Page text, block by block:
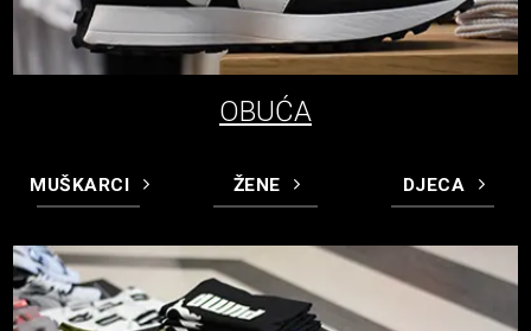
OBUĆA
MUŠKARCI ŽENE DJECA